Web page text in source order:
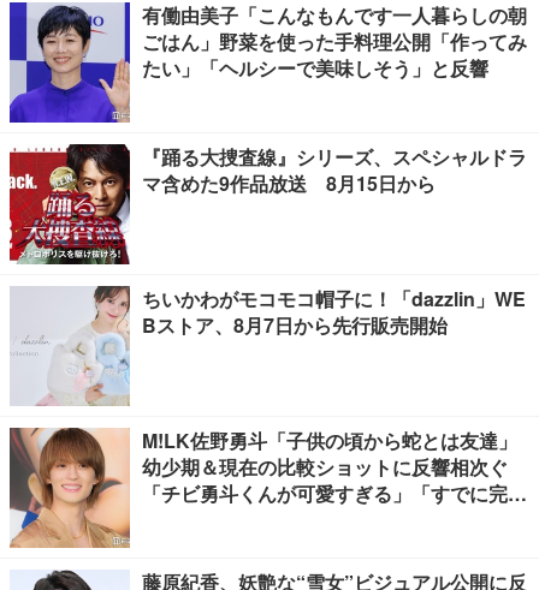
有働由美子「こんなもんです一人暮らしの朝
ごはん」野菜を使った手料理公開「作ってみ
たい」「ヘルシーで美味しそう」と反響
『踊る大捜査線』シリーズ、スペシャルドラ
マ含めた9作品放送 8月15日から
ちいかわがモコモコ帽子に！「dazzlin」WE
Bストア、8月7日から先行販売開始
M!LK佐野勇斗「子供の頃から蛇とは友達」
幼少期＆現在の比較ショットに反響相次ぐ
「チビ勇斗くんが可愛すぎる」「すでに完成
藤原紀香、妖艶な“雪女”ビジュアル公開に反